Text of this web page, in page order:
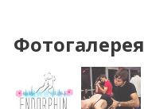
Фотогалерея